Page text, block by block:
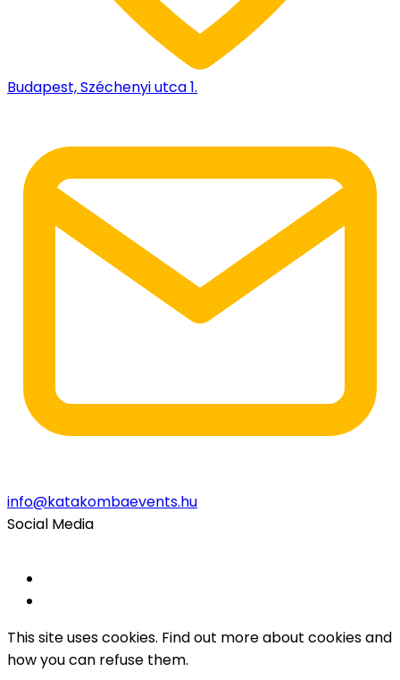
Budapest, Széchenyi utca 1.
info@katakombaevents.hu
Social Media
This site uses cookies. Find out more about cookies and
how you can refuse them.